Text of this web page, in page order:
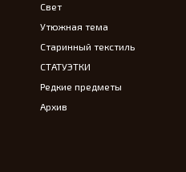
Свет
Утюжная тема
Старинный текстиль
СТАТУЭТКИ
Редкие предметы
Архив